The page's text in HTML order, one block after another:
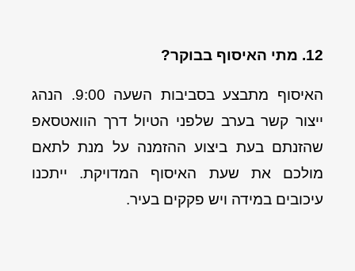
12. מתי האיסוף בבוקר?
האיסוף מתבצע בסביבות השעה 9:00. הנהג
ייצור קשר בערב שלפני הטיול דרך הוואטסאפ
שהזנתם בעת ביצוע ההזמנה על מנת לתאם
מולכם את שעת האיסוף המדויקת. ייתכנו
עיכובים במידה ויש פקקים בעיר.